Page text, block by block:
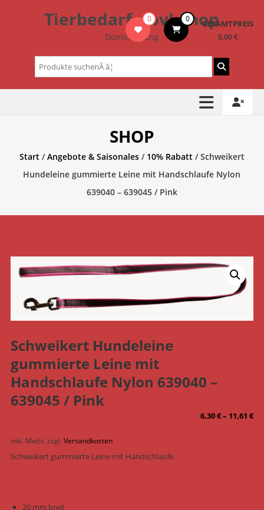
Tierbedarf – bvl-Shop
Dominik Lang
0 0 GESAMTPREIS
0,00 €
Suchen
nach:
SHOP
Start/Angebote & Saisonales/ 10% Rabatt/ Schweikert
Hundeleine gummierte Leine mit Handschlaufe Nylon
639040 – 639045 / Pink
Schweikert Hundeleine
gummierte Leine mit
Handschlaufe Nylon 639040 –
639045 / Pink
6,30€– 11,61€
inkl. MwSt. zzgl. Versandkosten
Schweikert gummierte Leine mit Handschlaufe
20 mm breit